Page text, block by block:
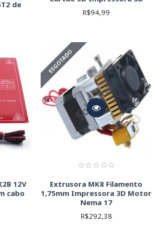
de
R$94,99
12V
cabo
ESGOTADO
Extrusora MK8 Filamento
1,75mm Impressora 3D Motor
Nema 17
R$292,38